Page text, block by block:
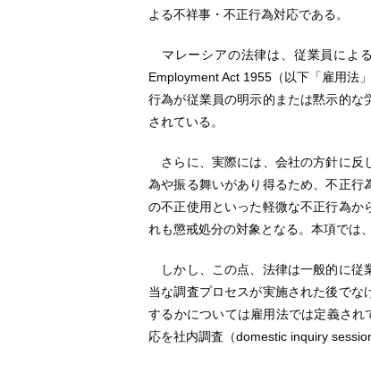
よる不祥事・不正行為対応である。
マレーシアの法律は、従業員によ
Employment Act 1955（以下「雇用法
行為が従業員の明示的または黙示的
されている。
さらに、実際には、会社の方針に反
為や振る舞いがあり得るため、不正
の不正使用といった軽微な不正行為
れも懲戒処分の対象となる。本項では
しかし、この点、法律は一般的に従
当な調査プロセスが実施された後で
するかについては雇用法では定義さ
応を社内調査（domestic inquiry